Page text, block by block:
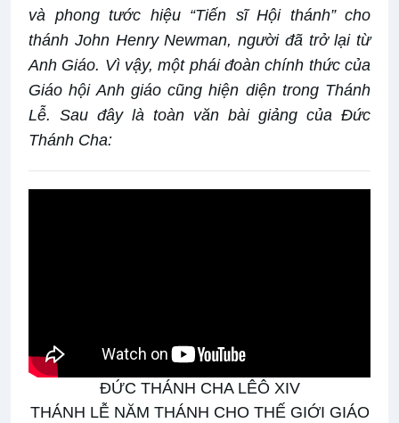
và phong tước hiệu “Tiến sĩ Hội thánh” cho
thánh John Henry Newman, người đã trở lại từ
Anh Giáo. Vì vậy, một phái đoàn chính thức của
Giáo hội Anh giáo cũng hiện diện trong Thánh
Lễ. Sau đây là toàn văn bài giảng của Đức
Thánh Cha:
ĐỨC THÁNH CHA LÊÔ XIV
THÁNH LỄ NĂM THÁNH CHO THẾ GIỚI GIÁO